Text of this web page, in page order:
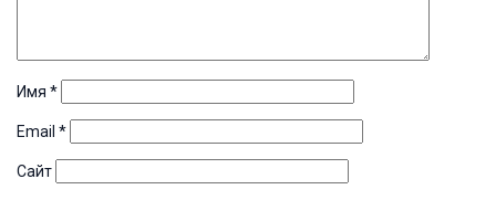
Имя *
Email *
Сайт